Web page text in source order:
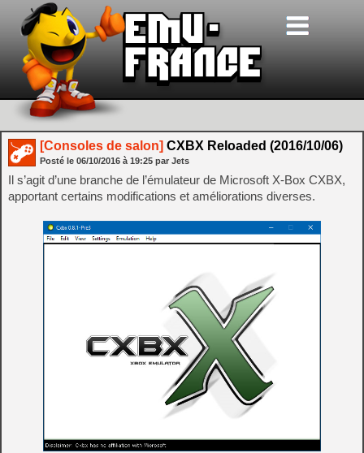
[Consoles de salon] CXBX Reloaded (2016/10/06)
Posté le 06/10/2016 à 19:25 par Jets
Il s’agit d’une branche de l’émulateur de Microsoft X-Box CXBX,
apportant certains modifications et améliorations diverses.